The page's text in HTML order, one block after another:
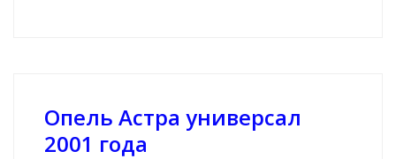
Опель Астра универсал
2001 года